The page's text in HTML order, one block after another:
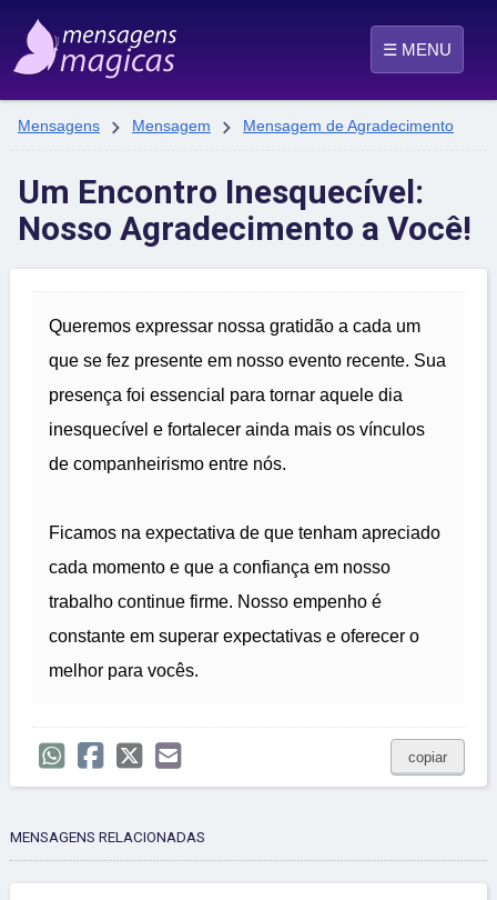
☰ MENU
Mensagens  Mensagem  Mensagem de Agradecimento
Um Encontro Inesquecível:
Nosso Agradecimento a Você!
Queremos expressar nossa gratidão a cada um
que se fez presente em nosso evento recente. Sua
presença foi essencial para tornar aquele dia
inesquecível e fortalecer ainda mais os vínculos
de companheirismo entre nós.
Ficamos na expectativa de que tenham apreciado
cada momento e que a confiança em nosso
trabalho continue firme. Nosso empenho é
constante em superar expectativas e oferecer o
melhor para vocês.
copiar
MENSAGENS RELACIONADAS